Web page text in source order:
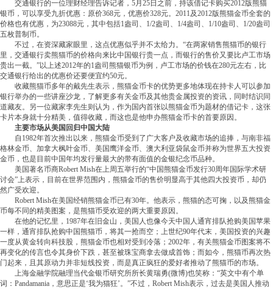
交通银行的一位理财经理告诉记者，5月25日之前，持该借记卡购买2012版熊猫
银币，可以享受九折优惠：原价368元，优惠价328元。2011及2012版熊猫金币全套的
价格也有优惠，为23088元，其中包括1盎司、1/2盎司、1/4盎司、1/10盎司、1/20盎司
五枚普制币。
不过，在资深藏家眼里，这点优惠似乎并不太给力。“在两家销售熊猫币的银行
里，交通银行卖熊猫币的价格向来比中国银行贵一点，而银行的售价又要比卢工市场
贵出一截。”以上述2012年的1盎司熊猫银币为例，卢工市场的价钱在280元左右，比
交通银行给出的优惠价还要便宜约50元。
收藏熊猫币多年的戴先生表示，熊猫金币卡的优势更多地体现在持卡人可以参加
银行举办的一些讲座沙龙，了解更多有关金币及其他贵金属投资的资讯，同时结识同
道藏友。另一位藏家李先生则认为，作为国内首张以熊猫金币为题材的借记卡，这张
卡片本身就十分精美，值得收藏，而这也是他申办熊猫金币卡的首要原因。
主要市场从美国回归中国大陆
自1982年首次推出以来，熊猫金币受到了广大客户及收藏市场的追捧，与南非福
格林金币、加拿大枫叶金币、美国鹰洋金币、澳大利亚袋鼠金币并称为世界五大投资
金币，也是目前中国年均发行量最大的带有面值的金银纪念币品种。
美国著名币商Robert Mish在上周五举行的“中国熊猫金币发行30周年国际学术研
讨会”上表示，目前在世界范围内，熊猫金币的售价明显高于其他四大投资币，却仍
然广受欢迎。
Robert Mish在美国经销熊猫金币已有30年。他表示，熊猫的态可掬，以及熊猫金
币每不同的精美图案，是熊猫币受欢迎的两大重要原因。
在他的记忆里，1987年在旧金山，美国人也像今天中国人通宵排队抢购美国苹果
一样，通宵排队抢购中国熊猫币，将其一抢而空；上世纪90年代末，美国投资的兴趣
一度从黄金转向科技股，熊猫金币也相对受到冷落；2002年，有关熊猫金币图案将不
再变化的传言也令其身价下跌，甚至被珠宝商拿去做成首饰；而如今，熊猫币再次热
门起来，且其原动力并非短线投资，而是真正疯狂的爱好者推动了熊猫币的市场。
上海金融学院融理当代金银币研究所所长黄瑞勇(微博)也笑称：“英文中有个单
词：Pandamania，意思正是‘我为猫狂’。”不过，Robert Mish表示，过去是美国人推动